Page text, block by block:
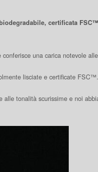
certificata
una carica notevole
lisciate e certificate FSC™.
tonalità scurissime e noi